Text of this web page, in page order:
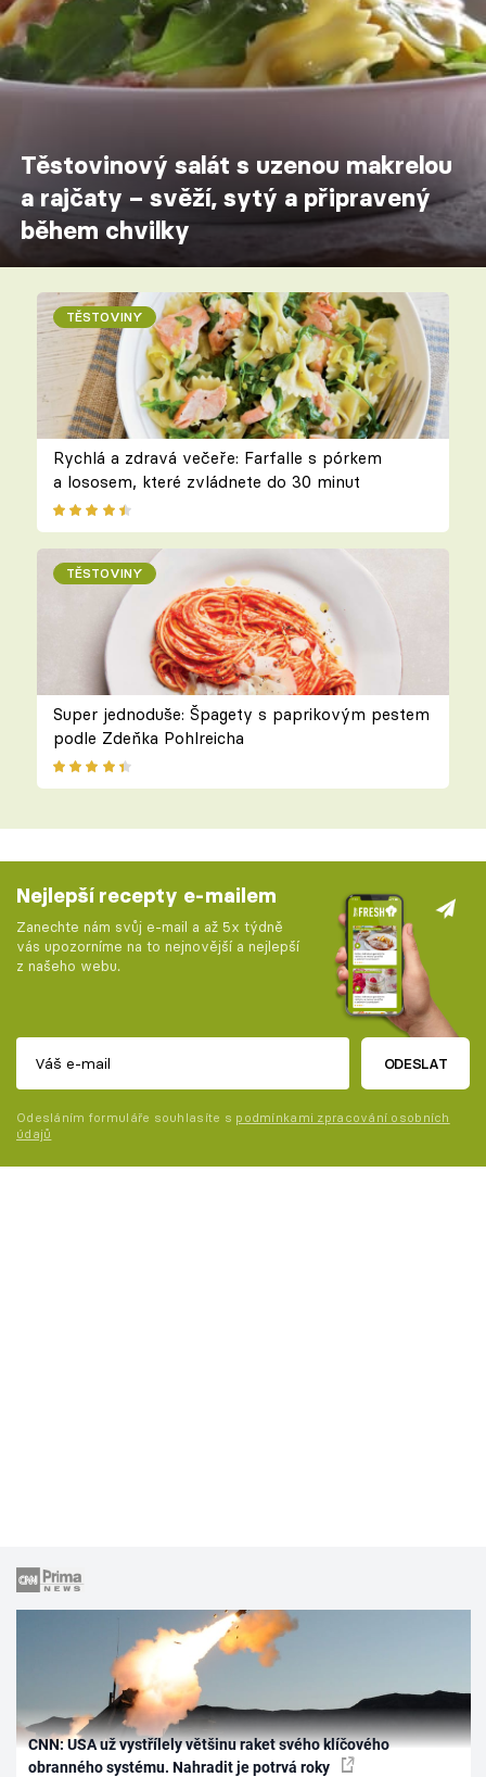
Těstovinový salát s uzenou makrelou
a rajčaty – svěží, sytý a připravený
během chvilky
TĚSTOVINY
Rychlá a zdravá večeře: Farfalle s pórkem
a lososem, které zvládnete do 30 minut
TĚSTOVINY
Super jednoduše: Špagety s paprikovým pestem
podle Zdeňka Pohlreicha
Nejlepší recepty e-mailem
Zanechte nám svůj e-mail a až 5x týdně
vás upozorníme na to nejnovější a nejlepší
z našeho webu.
ODESLAT
Odesláním formuláře souhlasíte s podmínkami zpracování osobních
údajů
CNN: USA už vystřílely většinu raket svého klíčového
obranného systému. Nahradit je potrvá roky